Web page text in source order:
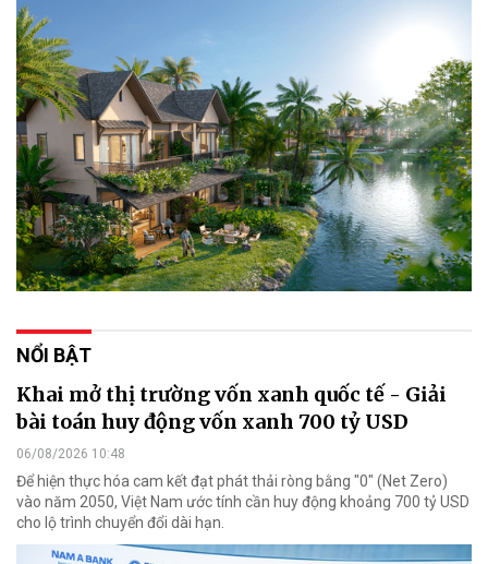
NỔI BẬT
Khai mở thị trường vốn xanh quốc tế - Giải
bài toán huy động vốn xanh 700 tỷ USD
06/08/2026 10:48
Để hiện thực hóa cam kết đạt phát thải ròng bằng "0" (Net Zero)
vào năm 2050, Việt Nam ước tính cần huy động khoảng 700 tỷ USD
cho lộ trình chuyển đổi dài hạn.